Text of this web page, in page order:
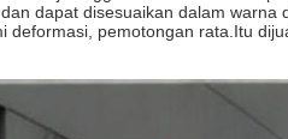
dapat disesuaikan dalam warna
pemotongan rata.Itu